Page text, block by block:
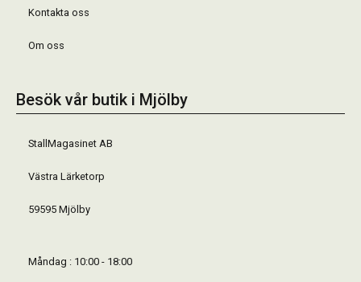
Kontakta oss
Om oss
Besök vår butik i Mjölby
StallMagasinet AB
Västra Lärketorp
59595 Mjölby
Måndag : 10:00 - 18:00